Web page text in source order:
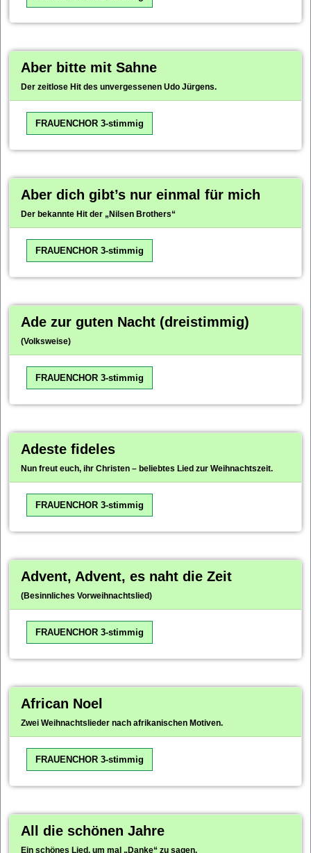
Aber bitte mit Sahne
Der zeitlose Hit des unvergessenen Udo Jürgens.
FRAUENCHOR 3-stimmig
Aber dich gibt’s nur einmal für mich
Der bekannte Hit der „Nilsen Brothers“
FRAUENCHOR 3-stimmig
Ade zur guten Nacht (dreistimmig)
(Volksweise)
FRAUENCHOR 3-stimmig
Adeste fideles
Nun freut euch, ihr Christen – beliebtes Lied zur Weihnachtszeit.
FRAUENCHOR 3-stimmig
Advent, Advent, es naht die Zeit
(Besinnliches Vorweihnachtslied)
FRAUENCHOR 3-stimmig
African Noel
Zwei Weihnachtslieder nach afrikanischen Motiven.
FRAUENCHOR 3-stimmig
All die schönen Jahre
Ein schönes Lied, um mal „Danke“ zu sagen.